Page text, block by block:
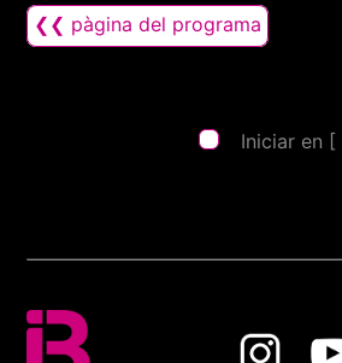
❮❮ pàgina del programa
Iniciar en [